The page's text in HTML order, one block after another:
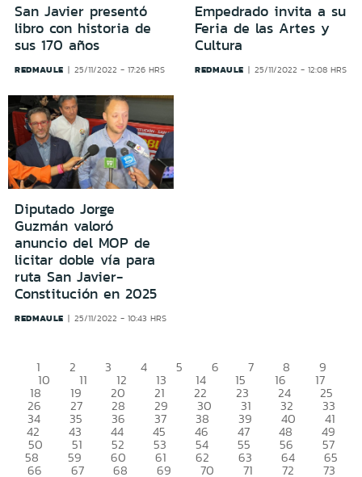
San Javier presentó
libro con historia de
sus 170 años
REDMAULE 25/11/2022 - 17:26 HRS
Empedrado invita a su
Feria de las Artes y
Cultura
REDMAULE 25/11/2022 - 12:08 HRS
Diputado Jorge
Guzmán valoró
anuncio del MOP de
licitar doble vía para
ruta San Javier-
Constitución en 2025
REDMAULE 25/11/2022 - 10:43 HRS
1 2 3 4 5 6 7 8 9
10 11 12 13 14 15 16 17
18 19 20 21 22 23 24 25
26 27 28 29 30 31 32 33
34 35 36 37 38 39 40 41
42 43 44 45 46 47 48 49
50 51 52 53 54 55 56 57
58 59 60 61 62 63 64 65
66 67 68 69 70 71 72 73